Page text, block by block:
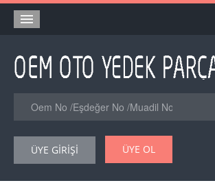
Orjinal Yedek Parça
Eşdeğer Muadil Yedek Parça
Şase Numarası VIN Yedekparça Sorgulama
ÜYE GİRİŞİ ÜYE OL